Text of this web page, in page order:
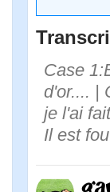
Case
d'or.... |
je l'ai
Il est